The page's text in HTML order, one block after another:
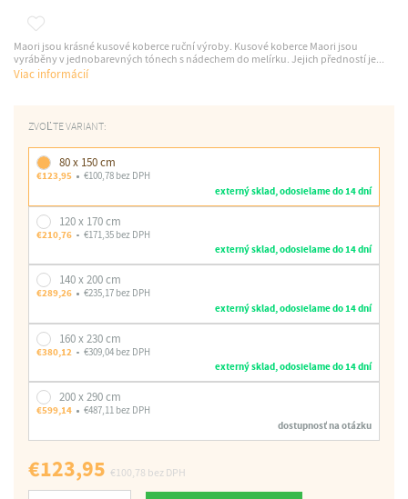
Maori jsou krásné kusové koberce ruční výroby. Kusové koberce Maori jsou
vyráběny v jednobarevných tónech s nádechem do melírku. Jejich předností je...
Viac informácií
ZVOĽTE VARIANT:
80 x 150 cm
€123,95
€100,78 bez DPH
externý sklad, odosielame do 14 dní
120 x 170 cm
€210,76
€171,35 bez DPH
externý sklad, odosielame do 14 dní
140 x 200 cm
€289,26
€235,17 bez DPH
externý sklad, odosielame do 14 dní
160 x 230 cm
€380,12
€309,04 bez DPH
externý sklad, odosielame do 14 dní
200 x 290 cm
€599,14
€487,11 bez DPH
dostupnosť na otázku
€123,95 €100,78 bez DPH